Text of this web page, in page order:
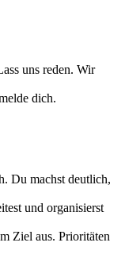
uns reden. Wir
dich.
Du machst deutlich,
und organisierst
Ziel aus. Prioritäten